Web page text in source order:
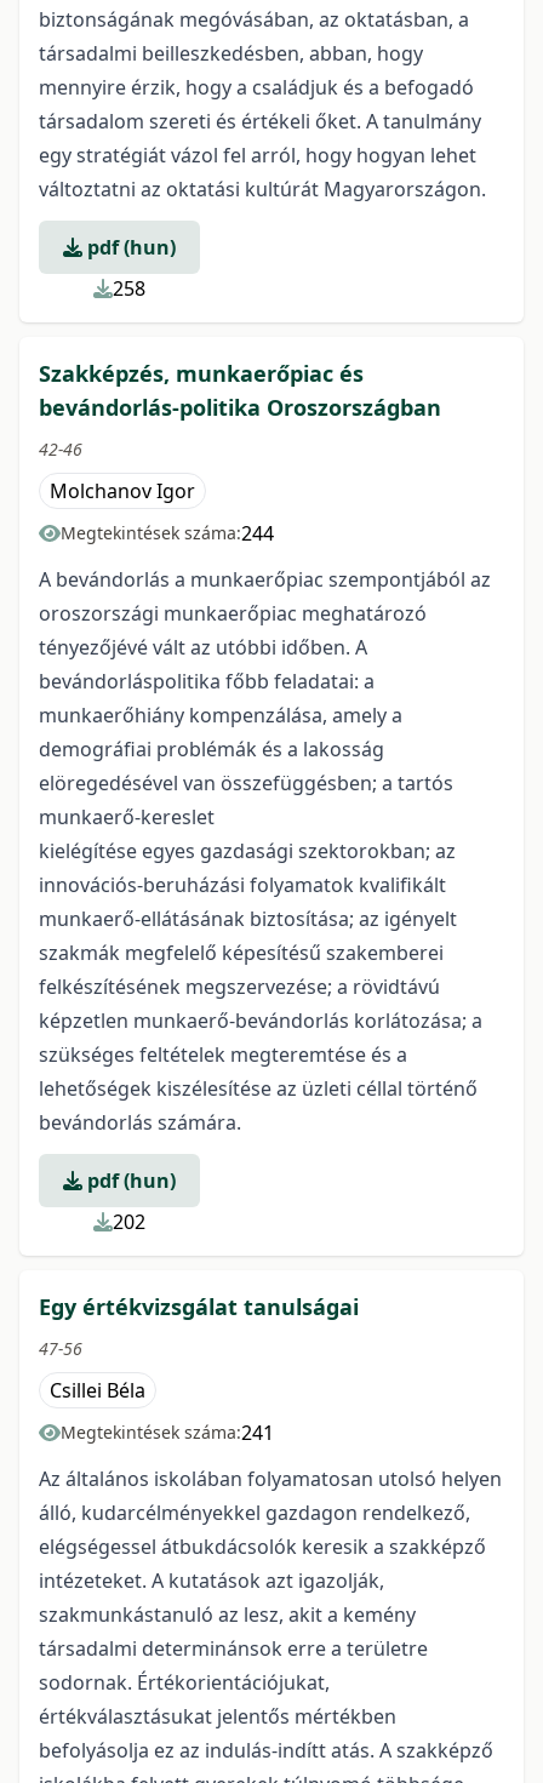
biztonságának megóvásában, az oktatásban, a
társadalmi beilleszkedésben, abban, hogy
mennyire érzik, hogy a családjuk és a befogadó
társadalom szereti és értékeli őket. A tanulmány
egy stratégiát vázol fel arról, hogy hogyan lehet
változtatni az oktatási kultúrát Magyarországon.
pdf (hun)
258
Szakképzés, munkaerőpiac és
bevándorlás-politika Oroszországban
42-46
Molchanov Igor
Megtekintések száma:244
A bevándorlás a munkaerőpiac szempontjából az
oroszországi munkaerőpiac meghatározó
tényezőjévé vált az utóbbi időben. A
bevándorláspolitika főbb feladatai: a
munkaerőhiány kompenzálása, amely a
demográfiai problémák és a lakosság
elöregedésével van összefüggésben; a tartós
munkaerő-kereslet
kielégítése egyes gazdasági szektorokban; az
innovációs-beruházási folyamatok kvalifikált
munkaerő-ellátásának biztosítása; az igényelt
szakmák megfelelő képesítésű szakemberei
felkészítésének megszervezése; a rövidtávú
képzetlen munkaerő-bevándorlás korlátozása; a
szükséges feltételek megteremtése és a
lehetőségek kiszélesítése az üzleti céllal történő
bevándorlás számára.
pdf (hun)
202
Egy értékvizsgálat tanulságai
47-56
Csillei Béla
Megtekintések száma:241
Az általános iskolában folyamatosan utolsó helyen
álló, kudarcélményekkel gazdagon rendelkező,
elégségessel átbukdácsolók keresik a szakképző
intézeteket. A kutatások azt igazolják,
szakmunkástanuló az lesz, akit a kemény
társadalmi determinánsok erre a területre
sodornak. Értékorientációjukat,
értékválasztásukat jelentős mértékben
befolyásolja ez az indulás-indítt atás. A szakképző